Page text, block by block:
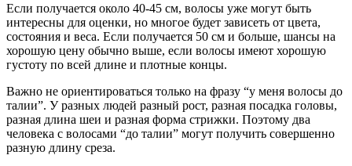
Если получается около 40-45 см, волосы уже могут быть
интересны для оценки, но многое будет зависеть от цвета,
состояния и веса. Если получается 50 см и больше, шансы на
хорошую цену обычно выше, если волосы имеют хорошую
густоту по всей длине и плотные концы.
Важно не ориентироваться только на фразу “у меня волосы до
талии”. У разных людей разный рост, разная посадка головы,
разная длина шеи и разная форма стрижки. Поэтому два
человека с волосами “до талии” могут получить совершенно
разную длину среза.